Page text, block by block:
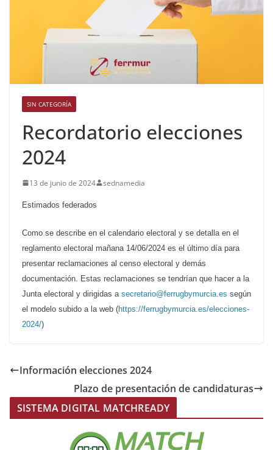
SIN CATEGORÍA
Recordatorio elecciones
2024
13 de junio de 2024 sednamedia
Estimados federados
Como se describe en el calendario electoral y se detalla en el
reglamento electoral mañana 14/06/2024 es el último día para
presentar reclamaciones al censo electoral y demás
documentación. Estas reclamaciones se tendrían que hacer a la
Junta electoral y dirigidas a secretario@ferrugbymurcia.es según
el modelo subido a la web (https://ferrugbymurcia.es/elecciones-
2024/)
Información elecciones 2024
Plazo de presentación de candidaturas
SISTEMA DIGITAL MATCHREADY